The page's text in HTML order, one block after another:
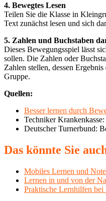
4. Bewegtes Lesen
Teilen Sie die Klasse in
Text zunächst lesen und sich
5. Zahlen und Buchstaben
Dieses Bewegungsspiel lässt
sollen. Die Zahlen oder
Zahlen stellen, dessen
Gruppe.
Quellen:
Besser lernen durch
Techniker
Deutscher Turnerbund:
Das könnte Sie
Mobiles Lernen und
Lernen in und von der
Praktische Lernhilfen